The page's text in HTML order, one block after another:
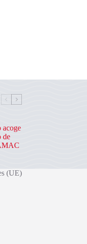
de
(UE)